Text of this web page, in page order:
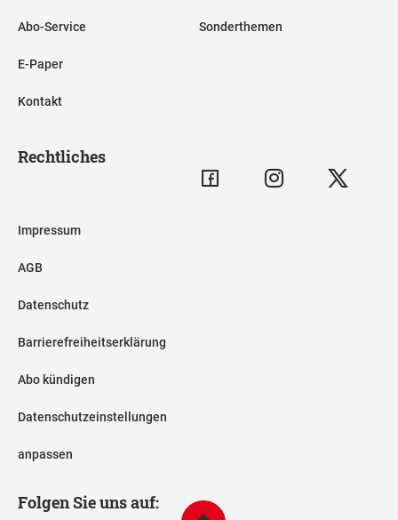
Abo-Service
E-Paper
Kontakt
Sonderthemen
Rechtliches
Impressum
AGB
Datenschutz
Barrierefreiheitserklärung
Abo kündigen
Datenschutzeinstellungen
anpassen
Folgen Sie uns auf: